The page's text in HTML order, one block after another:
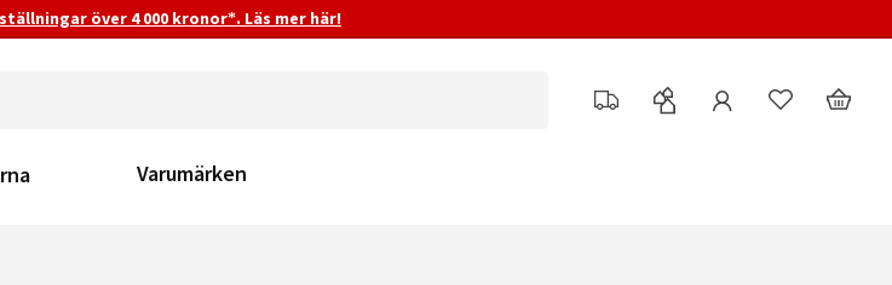
över 4 000 kronor*. Läs mer här!
Varumärken